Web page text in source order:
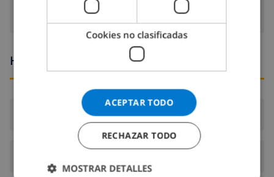
Horario de llegada y salida
Llegada:Desde 16:00 antes de 19:00
Cookies no clasificadas
ACEPTAR TODO
RECHAZAR TODO
MOSTRAR DETALLES